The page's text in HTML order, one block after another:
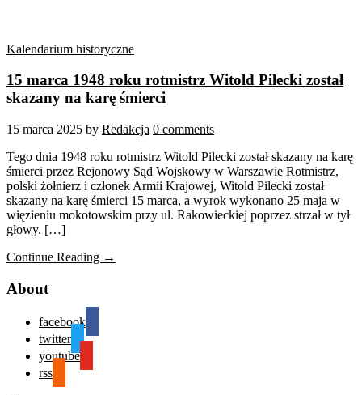
Kalendarium historyczne
15 marca 1948 roku rotmistrz Witold Pilecki został
skazany na karę śmierci
15 marca 2025 by Redakcja 0 comments
Tego dnia 1948 roku rotmistrz Witold Pilecki został skazany na karę
śmierci przez Rejonowy Sąd Wojskowy w Warszawie Rotmistrz,
polski żołnierz i członek Armii Krajowej, Witold Pilecki został
skazany na karę śmierci 15 marca, a wyrok wykonano 25 maja w
więzieniu mokotowskim przy ul. Rakowieckiej poprzez strzał w tył
głowy. […]
Continue Reading →
About
facebook
twitter
youtube
rss